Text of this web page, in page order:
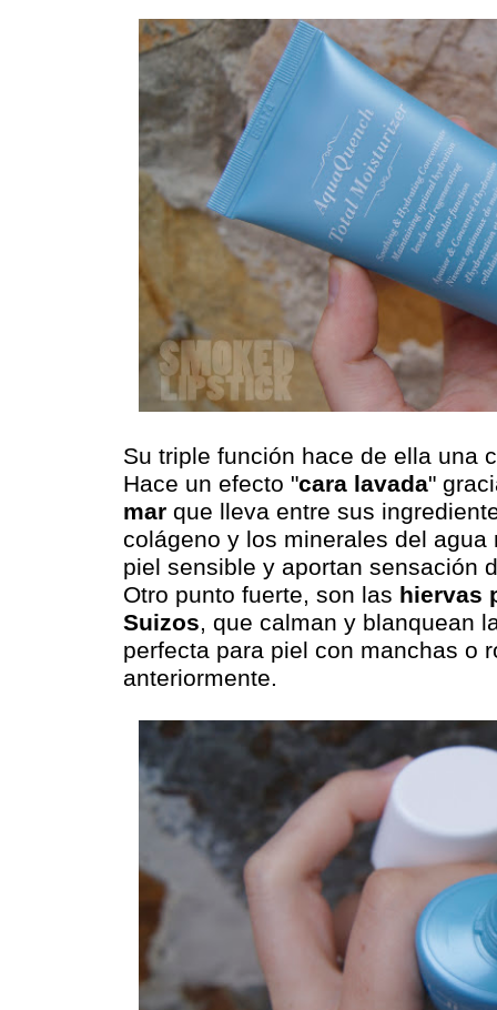
Su triple función hace de ella una
Hace un efecto "cara lavada"
marque lleva entre sus
colágeno y los minerales del
piel sensible y aportan sensación
Otro punto fuerte, son las hiervas
Suizos, que calman y blanquean
perfecta para piel con manchas o
anteriormente.